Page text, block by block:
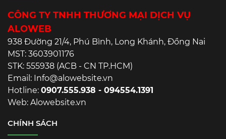
CÔNG TY TNHH THƯƠNG MẠI DỊCH VỤ
ALOWEB
938 Đường 21/4, Phú Bình, Long Khánh, Đồng Nai
MST: 3603901176
STK: 555938 (ACB - CN TP.HCM)
Email: Info@alowebsite.vn
Hotline: 0907.555.938 - 094554.1391
Web: Alowebsite.vn
CHÍNH SÁCH